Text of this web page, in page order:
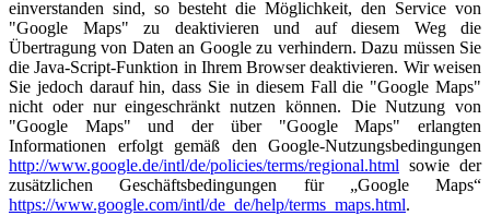
einverstanden sind, so besteht die Möglichkeit, den Service von
"Google Maps" zu deaktivieren und auf diesem Weg die
Übertragung von Daten an Google zu verhindern. Dazu müssen Sie
die Java-Script-Funktion in Ihrem Browser deaktivieren. Wir weisen
Sie jedoch darauf hin, dass Sie in diesem Fall die "Google Maps"
nicht oder nur eingeschränkt nutzen können. Die Nutzung von
"Google Maps" und der über "Google Maps" erlangten
Informationen erfolgt gemäß den Google-Nutzungsbedingungen
http://www.google.de/intl/de/policies/terms/regional.html sowie der
zusätzlichen Geschäftsbedingungen für „Google Maps“
https://www.google.com/intl/de_de/help/terms_maps.html.